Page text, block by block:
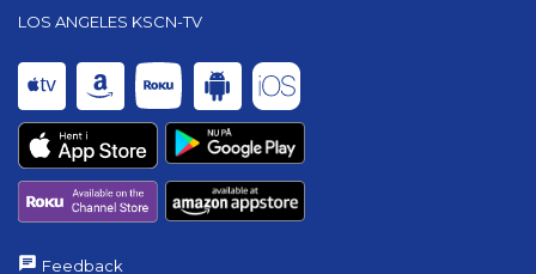
LOS ANGELES KSCN-TV
Feedback